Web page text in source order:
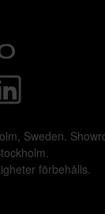
Sweden.
förbehålls.